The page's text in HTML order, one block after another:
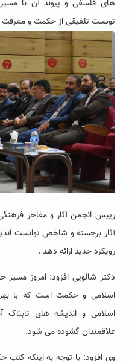
های فلسفی و پیوند آن با
تونست تلفیقی از حکمت و معرفت
رییس انجمن آثار و مفاخر
آثار برجسته و شاخص توانست
رویکرد جدید ارائه دهد .
دکتر شالویی افزود: امروز
اسلامی و حکمت است که با
اسلامی و اندیشه های تابناک
علاقمندان گشوده می شود.
وی افزود: با توجه به اینکه کتب